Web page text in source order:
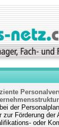
der
zur Förderung
oder